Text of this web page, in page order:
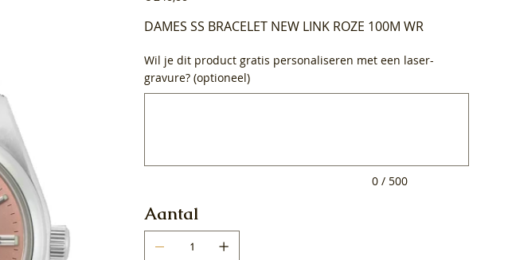
DAMES SS BRACELET NEW LINK ROZE 100M WR
Wil je dit product gratis personaliseren met een laser-
gravure? (optioneel)
0 / 500
Aantal